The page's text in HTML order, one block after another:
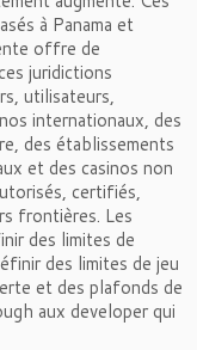
à Panama et
offre de
juridictions
utilisateurs,
internationaux, des
des établissements
et des casinos non
certifiés,
frontières. Les
des limites de
des limites de jeu
et des plafonds de
aux developer qui